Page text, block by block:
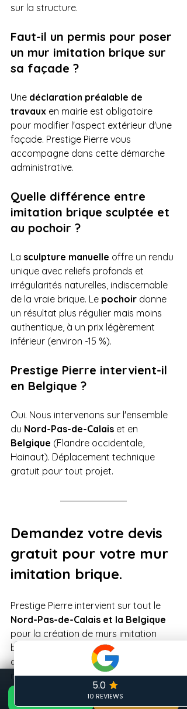
sur la structure.
Faut-il un permis pour poser
un mur imitation brique sur
sa façade ?
Une déclaration préalable de
travaux en mairie est obligatoire
pour modifier l'aspect extérieur d'une
façade. Prestige Pierre vous
accompagne dans cette démarche
administrative.
Quelle différence entre
imitation brique sculptée et
au pochoir ?
La sculpture manuelle offre un rendu
unique avec reliefs profonds et
irrégularités naturelles, indiscernable
de la vraie brique. Le pochoir donne
un résultat plus régulier mais moins
authentique, à un prix légèrement
inférieur (environ -15 %).
Prestige Pierre intervient-il
en Belgique ?
Oui. Nous intervenons sur l'ensemble
du Nord-Pas-de-Calais et en
Belgique (Flandre occidentale,
Hainaut). Déplacement technique
gratuit pour tout projet.
Demandez votre devis
gratuit pour votre mur
imitation brique.
Prestige Pierre intervient sur tout le
Nord-Pas-de-Calais et la Belgique
pour la création de murs imitation
brique sculptés à la main, en extérieur
comme en intérieur. Découvrez nos
réalisations dans le Calaisis : Façadier
Calais – Villages du Calaisis
explorez un chantier complet
DEVIS GRATUIT 24H — ARTISAN LOCAL CALAIS
✏️ Devis gratuit
📞 Appeler maintenant
🏠 Devis Gratuit 24h